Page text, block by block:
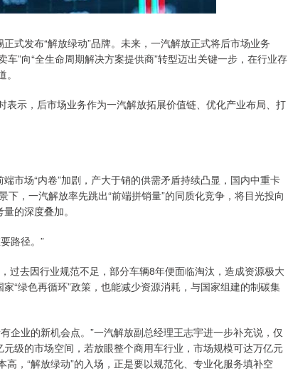
式发布“解放绿动”品牌。未来，一汽解放正式将后市场业务
”向“全生命周期解决方案提供商”转型迈出关键一步，在行业存
示，后市场业务作为一汽解放拓展价值链、优化产业布局、打
市场“内卷”加剧，产大于销的供需矛盾持续凸显，国内中重卡
，一汽解放率先跳出“前端拼销量”的同质化竞争，将目光投向
的深度叠加。
路径。”
过去因行业规范不足，部分车辆8年便面临淘汰，造成资源极大
“绿色再循环”政策，也能减少资源消耗，与国家组建的制碳集
企业的新机会点。”一汽解放副总经理王志宇进一步补充说，仅
级的市场空间，若放眼整个商用车行业，市场规模可达万亿元
，“解放绿动”的入场，正是要以规范化、专业化服务填补空